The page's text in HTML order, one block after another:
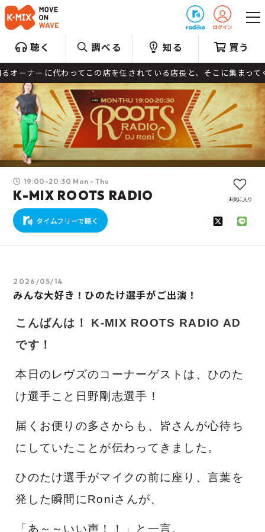
聴く 調べる 知る 買う
代わってこの店を任されている店長と、そこに集まってくる音
19:00-20:30 Mon - Thu
K-MIX ROOTS RADIO
タイムフリーで聴く
お気に入り
2026/05/14
みんな大好き！ひのたけ選手がご出演！
こんばんは！ K-MIX ROOTS RADIO AD
です！
本日のレヴズのコーナーゲストは、ひのた
け選手こと日野剛志選手！
届くお便りの多さからも、皆さんが心待ち
にしていたことが伝わってきました。
ひのたけ選手がマイクの前に座り、言葉を
発した瞬間にRoniさんが、
「あ～～いい声！！」と一言。